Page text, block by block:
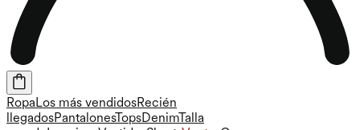
Ropa Los más vendidosRecién
llegadosPantalonesTopsDenimTalla